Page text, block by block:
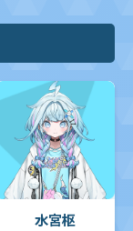
水宮枢